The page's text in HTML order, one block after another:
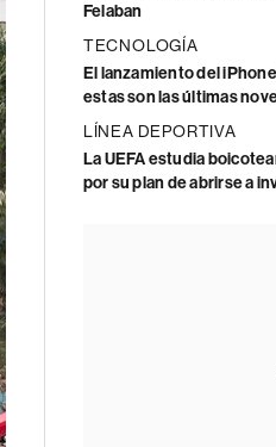
Felaban
TECNOLOGÍA
El lanzamiento del
estas son las últimas
LÍNEA DEPORTIVA
La UEFA estudia
por su plan de abrirse a